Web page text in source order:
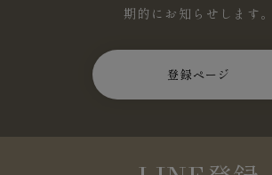
期的にお知らせします。
登録ページ